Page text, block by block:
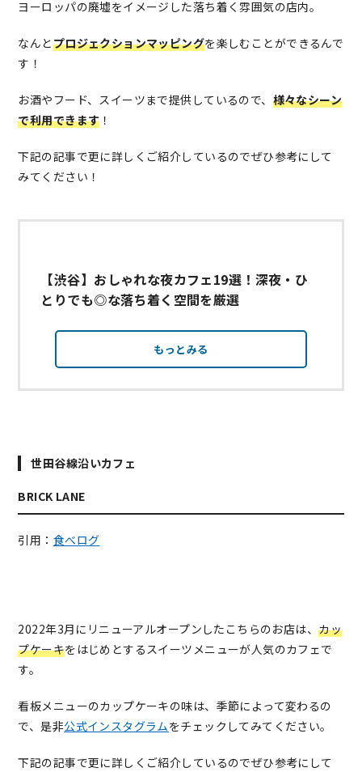
ヨーロッパの廃墟をイメージした落ち着く雰囲気の店内。
なんとプロジェクションマッピングを楽しむことができるんで
す！
お酒やフード、スイーツまで提供しているので、 様々なシーン
で利用できます ！
下記の記事で更に詳しくご紹介しているのでぜひ参考にして
みてください！
【渋谷】おしゃれな夜カフェ19選！深夜・ひ
とりでも◎な落ち着く空間を厳選
もっとみる
世田谷線沿いカフェ
BRICK LANE
引用： 食べログ
2022年3月にリニューアルオープンしたこちらのお店は、カッ
プケーキをはじめとするスイーツメニューが人気のカフェで
す。
看板メニューのカップケーキの味は、季節によって変わるの
で、是非公式インスタグラムをチェックしてみてください。
下記の記事で更に詳しくご紹介しているのでぜひ参考にして